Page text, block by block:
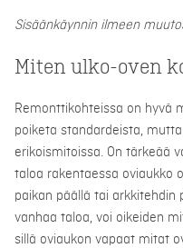
Sisäänkäynnin ilmeen
Miten ulko-oven
Remonttikohteissa on hyvä
poiketa standardeista,
erikoismitoissa. On tärkeää
taloa rakentaessa oviaukko
paikan päällä tai
vanhaa taloa, voi oikeiden
sillä oviaukon vapaat mitat